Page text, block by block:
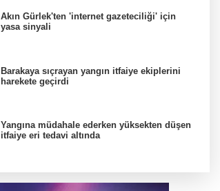
Akın Gürlek'ten 'internet gazeteciliği' için
yasa sinyali
Barakaya sıçrayan yangın itfaiye ekiplerini
harekete geçirdi
Yangına müdahale ederken yüksekten düşen
itfaiye eri tedavi altında
Büyükşehir’den İnegöl’e ulaşım hamlesi